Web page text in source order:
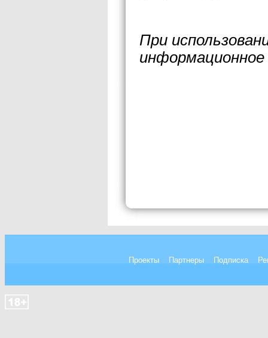
При
Проекты Партнеры Подписка